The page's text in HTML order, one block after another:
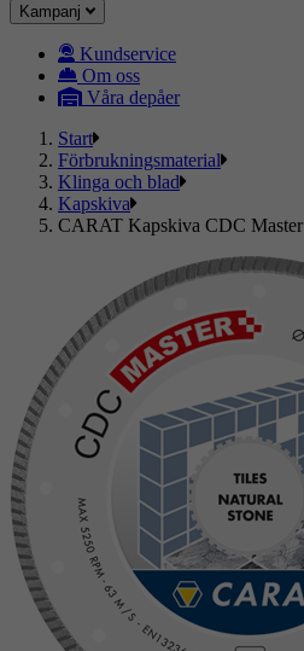
Kampanj
Kundservice
Om oss
Våra depåer
Start
Förbrukningsmaterial
Klinga och blad
Kapskiva
CARAT Kapskiva CDC Master